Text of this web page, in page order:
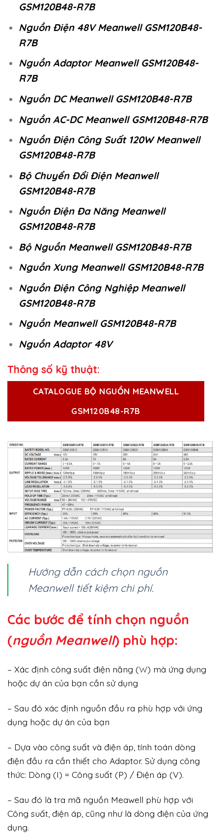
GSM120B48-R7B
Nguồn Điện 48V Meanwell GSM120B48-
R7B
Nguồn Adaptor Meanwell GSM120B48-
R7B
Nguồn DC Meanwell GSM120B48-R7B
Nguồn AC-DC Meanwell GSM120B48-R7B
Nguồn Điện Công Suất 120W Meanwell
GSM120B48-R7B
Bộ Chuyển Đổi Điện Meanwell
GSM120B48-R7B
Nguồn Điện Đa Năng Meanwell
GSM120B48-R7B
Bộ Nguồn Meanwell GSM120B48-R7B
Nguồn Xung Meanwell GSM120B48-R7B
Nguồn Điện Công Nghiệp Meanwell
GSM120B48-R7B
Nguồn Meanwell GSM120B48-R7B
Nguồn Adaptor 48V
Thông số kỹ thuật:
CATALOGUE BỘ NGUỒN MEANWELL
GSM120B48-R7B
Hướng dẫn cách chọn nguồn
Meanwell tiết kiệm chi phí.
Các bước để tính chọn nguồn
(nguồn Meanwell) phù hợp:
– Xác định công suất điện năng (W) mà ứng dụng
hoặc dự án của bạn cần sử dụng
– Sau đó xác định nguồn đầu ra phù hợp với ứng
dụng hoặc dự án của bạn
– Dựa vào công suất và điện áp, tính toán dòng
điện đầu ra cần thiết cho Adaptor. Sử dụng công
thức: Dòng (I) = Công suất (P) / Điện áp (V).
– Sau đó là tra mã nguồn Meawell phù hợp với
Công suất, điện áp, cũng như là dòng điện của ứng
dụng.